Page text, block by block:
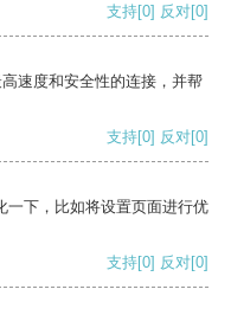
支持[0] 反对[0]
速度和安全性的连接，并帮
支持[0] 反对[0]
一下，比如将设置页面进行优
支持[0] 反对[0]